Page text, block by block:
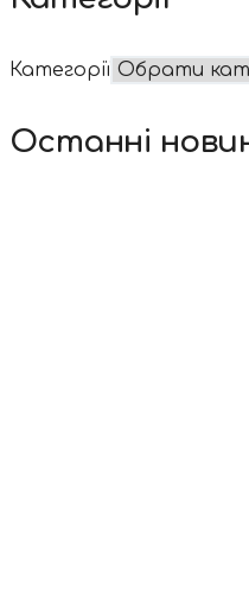
Категорії
Останні